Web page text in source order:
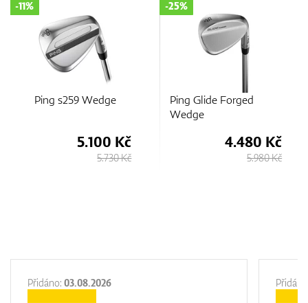
Ping s259 Wedge
-11%
5.100 Kč
5.730 Kč
Ping Glide Forged
Wedge
-25%
4.480 Kč
5.980 Kč
Přidáno: 03.08.2026